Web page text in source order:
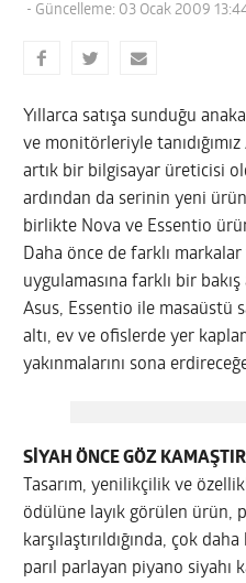
- Güncelleme: 03 Ocak 2009
Yıllarca satışa sunduğu
ve monitörleriyle
artık bir bilgisayar üreticisi
ardından da serinin yeni
birlikte Nova ve Essentio
Daha önce de farklı
uygulamasına farklı bir
Asus, Essentio ile masaüstü
altı, ev ve ofislerde yer
yakınmalarını sona
SİYAH ÖNCE GÖZ
Tasarım, yenilikçilik ve
ödülüne layık görülen ürün,
karşılaştırıldığında, çok
parıl parlayan piyano siyahı